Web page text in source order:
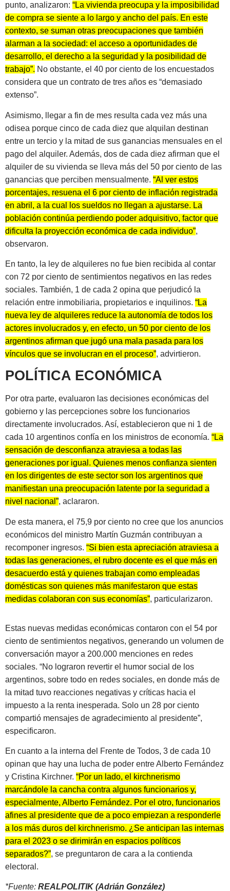
punto, analizaron: “La vivienda preocupa y la imposibilidad
de compra se siente a lo largo y ancho del país. En este
contexto, se suman otras preocupaciones que también
alarman a la sociedad: el acceso a oportunidades de
desarrollo, el derecho a la seguridad y la posibilidad de
trabajo”. No obstante, el 40 por ciento de los encuestados
considera que un contrato de tres años es “demasiado
extenso”.
Asimismo, llegar a fin de mes resulta cada vez más una
odisea porque cinco de cada diez que alquilan destinan
entre un tercio y la mitad de sus ganancias mensuales en el
pago del alquiler. Además, dos de cada diez afirman que el
alquiler de su vivienda se lleva más del 50 por ciento de las
ganancias que perciben mensualmente. “Al ver estos
porcentajes, resuena el 6 por ciento de inflación registrada
en abril, a la cual los sueldos no llegan a ajustarse. La
población continúa perdiendo poder adquisitivo, factor que
dificulta la proyección económica de cada individuo”,
observaron.
En tanto, la ley de alquileres no fue bien recibida al contar
con 72 por ciento de sentimientos negativos en las redes
sociales. También, 1 de cada 2 opina que perjudicó la
relación entre inmobiliaria, propietarios e inquilinos. “La
nueva ley de alquileres reduce la autonomía de todos los
actores involucrados y, en efecto, un 50 por ciento de los
argentinos afirman que jugó una mala pasada para los
vínculos que se involucran en el proceso”, advirtieron.
POLÍTICA ECONÓMICA
Por otra parte, evaluaron las decisiones económicas del
gobierno y las percepciones sobre los funcionarios
directamente involucrados. Así, establecieron que ni 1 de
cada 10 argentinos confía en los ministros de economía. “La
sensación de desconfianza atraviesa a todas las
generaciones por igual. Quienes menos confianza sienten
en los dirigentes de este sector son los argentinos que
manifiestan una preocupación latente por la seguridad a
nivel nacional”, aclararon.
De esta manera, el 75,9 por ciento no cree que los anuncios
económicos del ministro Martín Guzmán contribuyan a
recomponer ingresos. “Si bien esta apreciación atraviesa a
todas las generaciones, el rubro docente es el que más en
desacuerdo está y quienes trabajan como empleadas
domésticas son quienes más manifestaron que estas
medidas colaboran con sus economías”, particularizaron.
Estas nuevas medidas económicas contaron con el 54 por
ciento de sentimientos negativos, generando un volumen de
conversación mayor a 200.000 menciones en redes
sociales. “No lograron revertir el humor social de los
argentinos, sobre todo en redes sociales, en donde más de
la mitad tuvo reacciones negativas y críticas hacia el
impuesto a la renta inesperada. Solo un 28 por ciento
compartió mensajes de agradecimiento al presidente”,
especificaron.
En cuanto a la interna del Frente de Todos, 3 de cada 10
opinan que hay una lucha de poder entre Alberto Fernández
y Cristina Kirchner. “Por un lado, el kirchnerismo
marcándole la cancha contra algunos funcionarios y,
especialmente, Alberto Fernández. Por el otro, funcionarios
afines al presidente que de a poco empiezan a responderle
a los más duros del kirchnerismo. ¿Se anticipan las internas
para el 2023 o se dirimirán en espacios políticos
separados?”, se preguntaron de cara a la contienda
electoral.
*Fuente: REALPOLITIK (Adrián González)